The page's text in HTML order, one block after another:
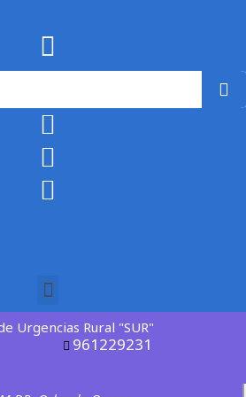
Urgencias Rural "SUR"
961229231